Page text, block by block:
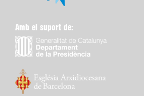
Amb el suport de: